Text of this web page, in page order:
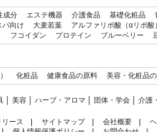
成分 エステ機器 介護食品 基礎化粧品
パ向け 大麦若葉 アルファリポ酸（αリポ酸）
フコイダン プロテイン ブルーベリー
化粧品 健康食品の原料 美容・化粧品
美容 ハーブ・アロマ 団体・学会 介護
リース サイトマップ| 会社概要